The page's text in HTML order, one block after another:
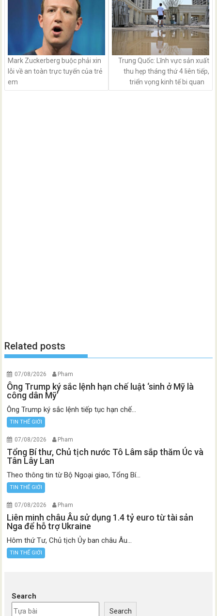
Mark Zuckerberg buộc phải xin
lỗi về an toàn trực tuyến của trẻ
em
Trung Quốc: Lĩnh vực sản xuất
thu hẹp tháng thứ 4 liên tiếp,
triển vọng kinh tế bi quan
Related posts
07/08/2026 Pham
Ông Trump ký sắc lệnh hạn chế luật ‘sinh ở Mỹ là
công dân Mỹ’
Ông Trump ký sắc lệnh tiếp tục hạn chế...
TIN THẾ GIỚI
07/08/2026 Pham
Tổng Bí thư, Chủ tịch nước Tô Lâm sắp thăm Úc và
Tân Lây Lan
Theo thông tin từ Bộ Ngoại giao, Tổng Bí...
TIN THẾ GIỚI
07/08/2026 Pham
Liên minh châu Âu sử dụng 1.4 tỷ euro từ tài sản
Nga để hỗ trợ Ukraine
Hôm thứ Tư, Chủ tịch Ủy ban châu Âu...
TIN THẾ GIỚI
Search
Search